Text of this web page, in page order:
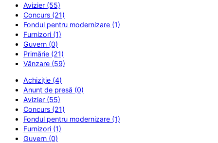
Avizier (55)
Concurs (21)
Fondul pentru modernizare (1)
Furnizori (1)
Guvern (0)
Primărie (21)
Vânzare (59)
Achiziție (4)
Anunț de presă (0)
Avizier (55)
Concurs (21)
Fondul pentru modernizare (1)
Furnizori (1)
Guvern (0)